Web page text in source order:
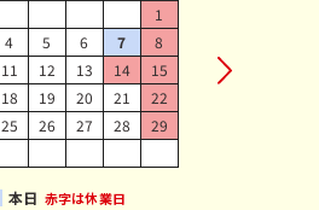
1
4 5 6 7
8
11 12 13 14
15
18 19 20 21
22
25 26 27 28
29
本日 赤字は休業日